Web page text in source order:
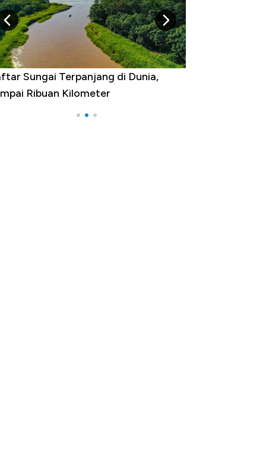
Sungai Terpanjang di Dunia,
Ribuan Kilometer